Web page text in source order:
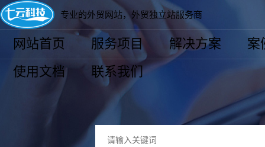
专业的外贸网站，外贸独立站服务商
网站首页 服务项目 解决方案
案
使用文档
联系我们